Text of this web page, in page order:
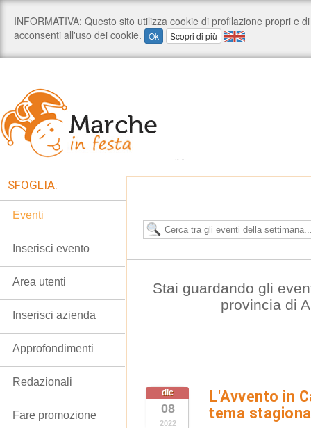
Stai guardando gli
provincia di
dic
08
2022
L'Avvento in
tema
SFOGLIA:
Eventi
Inserisci evento
Area utenti
Inserisci azienda
Approfondimenti
Redazionali
Fare promozione